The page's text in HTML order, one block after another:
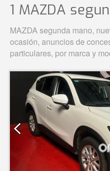
1 MAZDA
MAZDA segunda mano,
ocasión, anuncios de
particulares, por marca y